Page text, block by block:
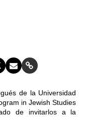
de la Universidad
in Jewish Studies
de invitarlos a la